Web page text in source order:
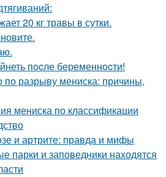
20 кг травы в сутки.
пocле беременнocти!
по разрыву мениска: причины,
мениска по классификации
и артрите: правда и мифы
парки и заповедники находятся